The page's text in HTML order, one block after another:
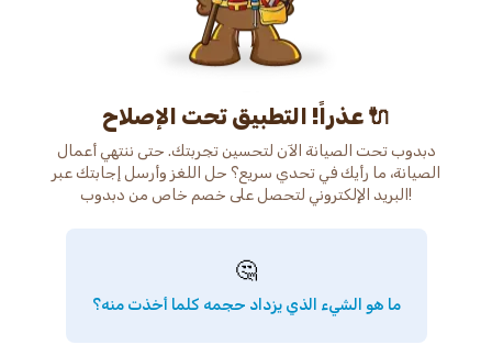
عذراً! التطبيق تحت الإصلاح 🔌
دبدوب تحت الصيانة الآن لتحسين تجربتك. حتى ننتهي أعمال
الصيانة، ما رأيك في تحدي سريع؟ حل اللغز وأرسل إجابتك عبر
البريد الإلكتروني لتحصل على خصم خاص من دبدوب!
🤔
ما هو الشيء الذي يزداد حجمه كلما أخذت منه؟